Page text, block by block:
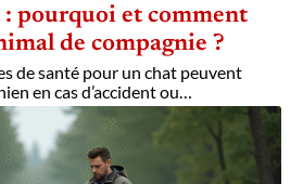
: pourquoi et comment
de compagnie ?
de santé pour un chat peuvent
en cas d’accident ou…